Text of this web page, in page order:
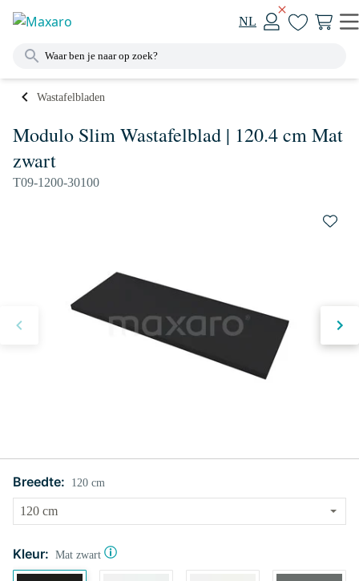
NL
Wastafelbladen
Modulo Slim Wastafelblad | 120.4 cm Mat
zwart
T09-1200-30100
Breedte: 120 cm
Kleur: Mat zwart